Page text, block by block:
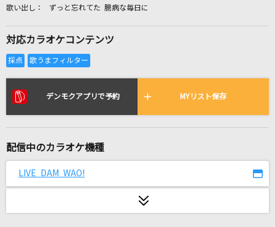
リアルタイムで歌われている曲の一覧
[生音]イミテイション・ゴールド
100万年の幸せ!!
ずっと忘れてた 臆病な毎日に
対応カラオケコンテンツ
デンモクアプリで予約 MYリスト保存
配信中のカラオケ機種
LIVE DAM WAO!